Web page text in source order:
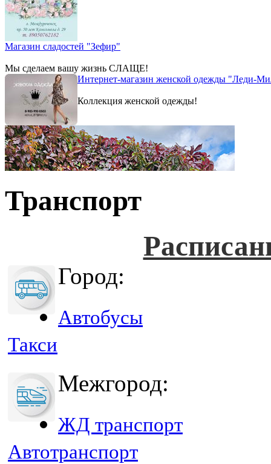
Магазин сладостей "Зефир"
Мы сделаем вашу жизнь СЛАЩЕ!
Интернет-магазин женской одежды "Леди-
Коллекция женской одежды!
Транспорт
Город:
Автобусы
Такси
Межгород:
ЖД транспорт
Автотранспорт